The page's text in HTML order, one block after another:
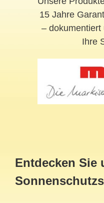
15 Jahre
– dokumentiert
Ihre
Entdecken Sie